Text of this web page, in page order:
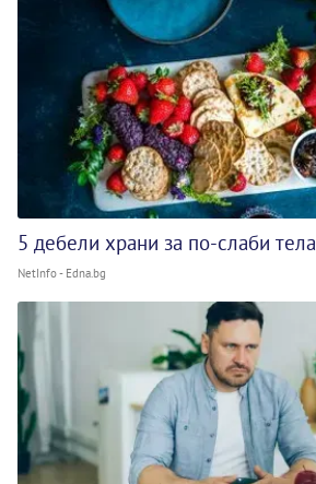
5 дебели храни за по-слаби тела
NetInfo - Edna.bg